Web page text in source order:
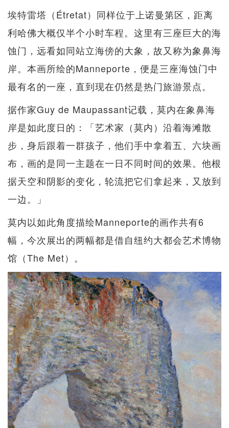
埃特雷塔（Étretat）同样位于上诺曼第区，距离
利哈佛大概仅半个小时车程。这里有三座巨大的海
蚀门，远看如同站立海傍的大象，故又称为象鼻海
岸。本画所绘的Manneporte，便是三座海蚀门中
最有名的一座，直到现在仍然是热门旅游景点。
据作家Guy de Maupassant记载，莫内在象鼻海
岸是如此度日的：「艺术家（莫内）沿着海滩散
步，身后跟着一群孩子，他们手中拿着五、六块画
布，画的是同一主题在一日不同时间的效果。他根
据天空和阴影的变化，轮流把它们拿起来，又放到
一边。」
莫内以如此角度描绘Manneporte的画作共有6
幅，今次展出的两幅都是借自纽约大都会艺术博物
馆（The Met）。